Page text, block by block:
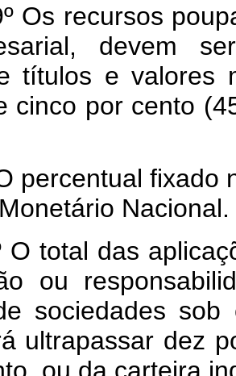
Os recursos
devem
títulos e valores
cinco por cento
fixado
Nacional.
das
ou
sociedades
ultrapassar dez